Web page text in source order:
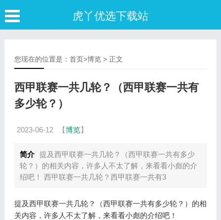
虎丫优选下载站
您现在的位置是： 首页>博览> 正文
西甲联赛一共几轮？（西甲联赛一共有
多少轮？）
2023-06-12 【博览】
简介 提及西甲联赛一共几轮？（西甲联赛一共有多少
轮？）的相关内容，许多人不太了解，来看看小彪的介
绍吧！ 西甲联赛一共几轮？西甲联赛一共有3
提及西甲联赛一共几轮？（西甲联赛一共有多少轮？）的相
关内容，许多人不太了解，来看看小彪的介绍吧！